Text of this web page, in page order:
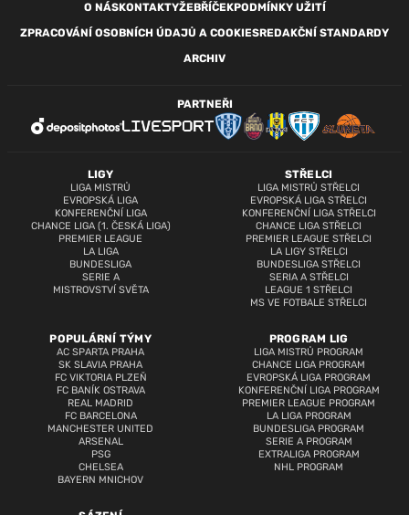
O NÁSKONTAKTYŽEBŘÍČEKPODMÍNKY UŽITÍ
ZPRACOVÁNÍ OSOBNÍCH ÚDAJŮ A COOKIESREDAKČNÍ STANDARDY
ARCHIV
LIGY
LIGA MISTRŮ
EVROPSKÁ LIGA
KONFERENČNÍ LIGA
CHANCE LIGA (1. ČESKÁ LIGA)
PREMIER LEAGUE
LA LIGA
BUNDESLIGA
SERIE A
MISTROVSTVÍ SVĚTA
STŘELCI
LIGA MISTRŮ STŘELCI
EVROPSKÁ LIGA STŘELCI
KONFERENČNÍ LIGA STŘELCI
CHANCE LIGA STŘELCI
PREMIER LEAGUE STŘELCI
LA LIGY STŘELCI
BUNDESLIGA STŘELCI
SERIA A STŘELCI
LEAGUE 1 STŘELCI
MS VE FOTBALE STŘELCI
POPULÁRNÍ TÝMY
AC SPARTA PRAHA
SK SLAVIA PRAHA
FC VIKTORIA PLZEŇ
FC BANÍK OSTRAVA
REAL MADRID
FC BARCELONA
MANCHESTER UNITED
ARSENAL
PSG
CHELSEA
BAYERN MNICHOV
PROGRAM LIG
LIGA MISTRŮ PROGRAM
CHANCE LIGA PROGRAM
EVROPSKÁ LIGA PROGRAM
KONFERENČNÍ LIGA PROGRAM
PREMIER LEAGUE PROGRAM
LA LIGA PROGRAM
BUNDESLIGA PROGRAM
SERIE A PROGRAM
EXTRALIGA PROGRAM
NHL PROGRAM
PARTNEŘI